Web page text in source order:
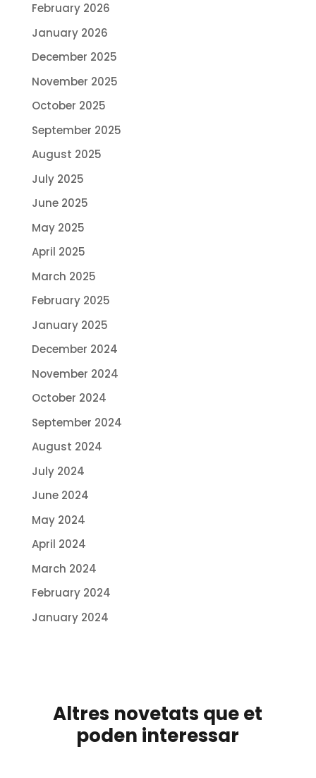
February 2026
January 2026
December 2025
November 2025
October 2025
September 2025
August 2025
July 2025
June 2025
May 2025
April 2025
March 2025
February 2025
January 2025
December 2024
November 2024
October 2024
September 2024
August 2024
July 2024
June 2024
May 2024
April 2024
March 2024
February 2024
January 2024
Altres novetats que et
poden interessar